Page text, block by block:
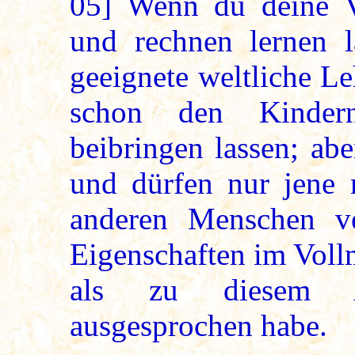
und rechnen lernen
geeignete weltliche
schon den
beibringen lassen;
und dürfen nur jene
anderen Menschen
Eigenschaften im
als zu diesem
ausgesprochen habe.